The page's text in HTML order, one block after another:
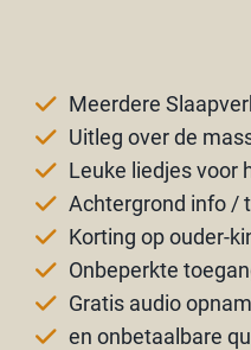
Meerdere
Uitleg over de
Leuke liedjes voor
Achtergrond info /
Korting op ouder-
Onbeperkte
Gratis audio
en onbetaalbare